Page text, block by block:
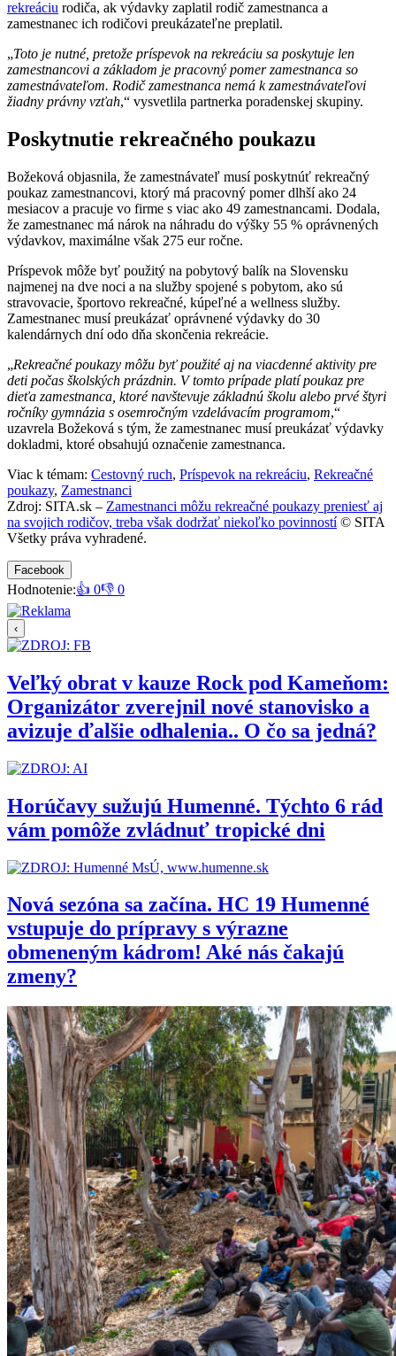
rekreáciu rodiča, ak výdavky zaplatil rodič zamestnanca a
zamestnanec ich rodičovi preukázateľne preplatil.
„Toto je nutné, pretože príspevok na rekreáciu sa poskytuje len
zamestnancovi a základom je pracovný pomer zamestnanca so
zamestnávateľom. Rodič zamestnanca nemá k zamestnávateľovi
žiadny právny vzťah,“ vysvetlila partnerka poradenskej skupiny.
Poskytnutie rekreačného poukazu
Božeková objasnila, že zamestnávateľ musí poskytnúť rekreačný
poukaz zamestnancovi, ktorý má pracovný pomer dlhší ako 24
mesiacov a pracuje vo firme s viac ako 49 zamestnancami. Dodala,
že zamestnanec má nárok na náhradu do výšky 55 % oprávnených
výdavkov, maximálne však 275 eur ročne.
Príspevok môže byť použitý na pobytový balík na Slovensku
najmenej na dve noci a na služby spojené s pobytom, ako sú
stravovacie, športovo rekreačné, kúpeľné a wellness služby.
Zamestnanec musí preukázať oprávnené výdavky do 30
kalendárnych dní odo dňa skončenia rekreácie.
„Rekreačné poukazy môžu byť použité aj na viacdenné aktivity pre
deti počas školských prázdnin. V tomto prípade platí poukaz pre
dieťa zamestnanca, ktoré navštevuje základnú školu alebo prvé štyri
ročníky gymnázia s osemročným vzdelávacím programom,“
uzavrela Božeková s tým, že zamestnanec musí preukázať výdavky
dokladmi, ktoré obsahujú označenie zamestnanca.
Viac k témam: Cestovný ruch, Príspevok na rekreáciu, Rekreačné
poukazy, Zamestnanci
Zdroj: SITA.sk – Zamestnanci môžu rekreačné poukazy preniesť aj
na svojich rodičov, treba však dodržať niekoľko povinností© SITA
Všetky práva vyhradené.
Facebook
Hodnotenie:👍 0👎 0
‹
Veľký obrat v kauze Rock pod Kameňom:
Organizátor zverejnil nové stanovisko a
avizuje ďalšie odhalenia.. O čo sa jedná?
Horúčavy sužujú Humenné. Týchto 6 rád
vám pomôže zvládnuť tropické dni
Nová sezóna sa začína. HC 19 Humenné
vstupuje do prípravy s výrazne
obmeneným kádrom! Aké nás čakajú
zmeny?